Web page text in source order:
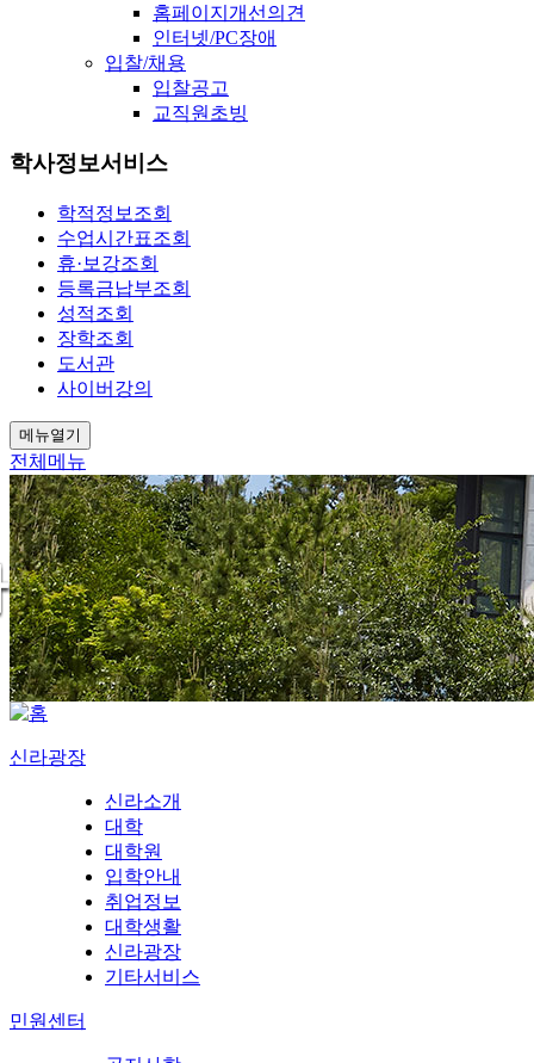
홈페이지개선의견
인터넷/PC장애
입찰/채용
입찰공고
교직원초빙
학사정보서비스
학적정보조회
수업시간표조회
휴·보강조회
등록금납부조회
성적조회
장학조회
도서관
사이버강의
메뉴열기
전체메뉴
신라광장
신라소개
대학
대학원
입학안내
취업정보
대학생활
신라광장
기타서비스
민원센터